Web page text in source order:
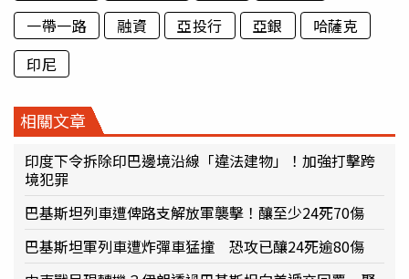
一帶一路
融資 亞投行 亞銀
哈薩克
印尼
相關文章
印度下令拆除印巴邊境沿線「違法建物」！加強打擊跨
境犯罪
巴基斯坦列車遭俾路支解放軍襲擊！釀至少24死70傷
巴基斯坦軍列車遭炸彈車猛撞 恐攻已釀24死逾80傷